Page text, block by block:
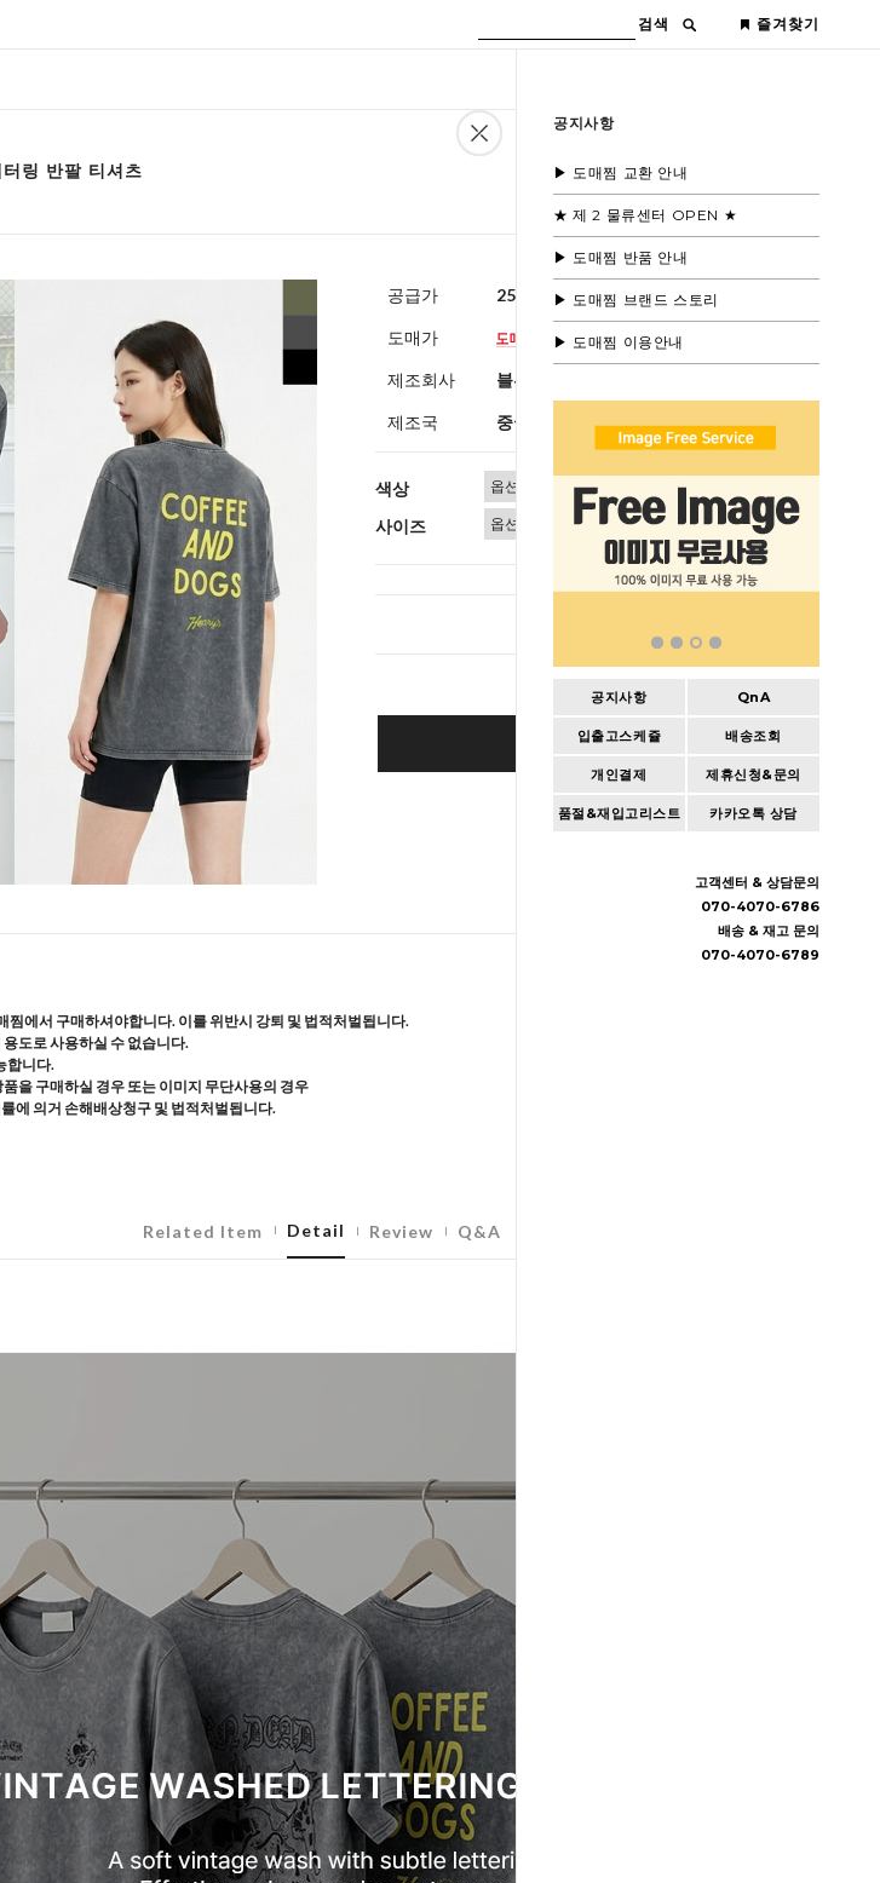
검색 즐겨찾기
공지사항
▶ 도매찜 교환 안내
★ 제 2 물류센터 OPEN ★
▶ 도매찜 반품 안내
▶ 도매찜 브랜드 스토리
▶ 도매찜 이용안내
공지사항 QnA
입출고스케쥴 배송조회
개인결제 제휴신청&문의
품절&재입고리스트 카카오톡 상담
고객센터 & 상담문의
070-4070-6786
배송 & 재고 문의
070-4070-6789
링 반팔 티셔츠
공급가 25,000원(부가세별도)
도매가
제조회사 블루모드 제휴사
제조국 중국
색상
사이즈
BUY IT NOW
Cart Wishlist
에서 구매하셔야합니다. 이를 위반시 강퇴 및 법적처벌됩니다.
도로 사용하실 수 없습니다.
합니다.
을 구매하실 경우 또는 이미지 무단사용의 경우
에 의거 손해배상청구 및 법적처벌됩니다.
Related Item Detail Review Q&A